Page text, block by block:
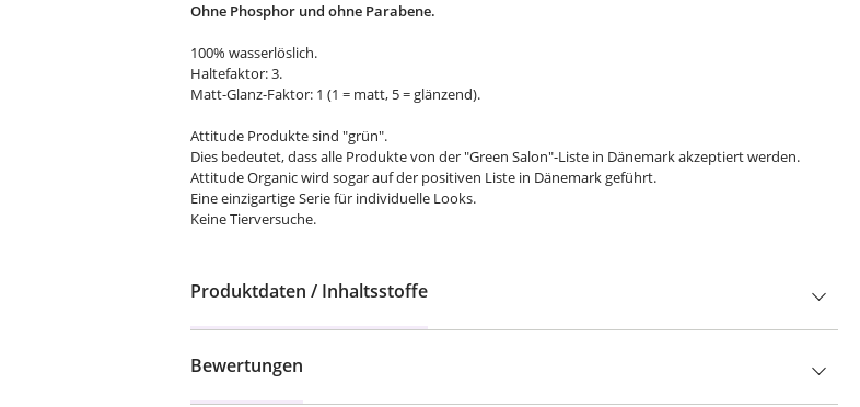
Ohne Phosphor und ohne Parabene.
100% wasserlöslich.
Haltefaktor: 3.
Matt-Glanz-Faktor: 1 (1 = matt, 5 = glänzend).
Attitude Produkte sind "grün".
Dies bedeutet, dass alle Produkte von der "Green Salon"-Liste in Dänemark akzeptiert werden.
Attitude Organic wird sogar auf der positiven Liste in Dänemark geführt.
Eine einzigartige Serie für individuelle Looks.
Keine Tierversuche.
Produktdaten / Inhaltsstoffe
Bewertungen